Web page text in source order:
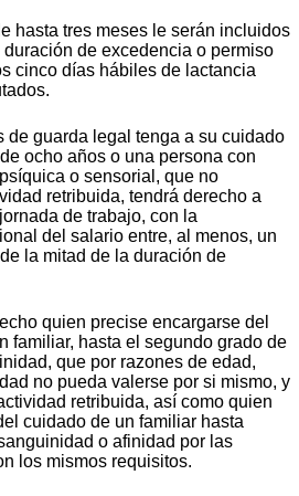
hasta tres meses le serán incluidos
de excedencia o permiso
cinco días hábiles de lactancia
de guarda legal tenga a su cuidado
ocho años o una persona con
o sensorial, que no
retribuida, tendrá derecho a
de trabajo, con la
del salario entre, al menos, un
la mitad de la duración de
quien precise encargarse del
familiar, hasta el segundo grado de
que por razones de edad,
no pueda valerse por si mismo, y
retribuida, así como quien
cuidado de un familiar hasta
o afinidad por las
los mismos requisitos.